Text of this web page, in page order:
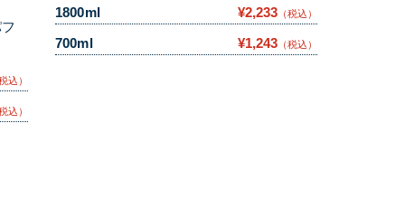
込）
込）
1800ml ¥2,233 （税込）
700ml ¥1,243 （税込）